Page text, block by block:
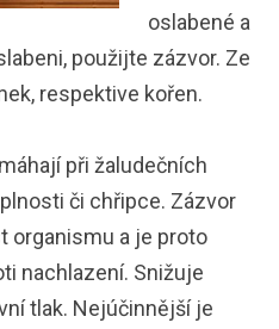
oslabené a
použijte zázvor. Ze
respektive kořen.
při žaludečních
či chřipce. Zázvor
organismu a je proto
nachlazení. Snižuje
tlak. Nejúčinnější je